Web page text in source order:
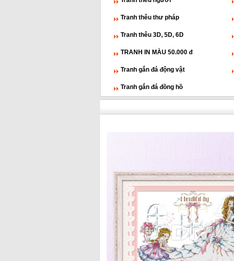
Tranh thêu thư pháp
Tranh thêu 3D, 5D, 6D
TRANH IN MÀU 50.000 đ
Tranh gắn đá động vật
Tranh gắn đá đồng hồ